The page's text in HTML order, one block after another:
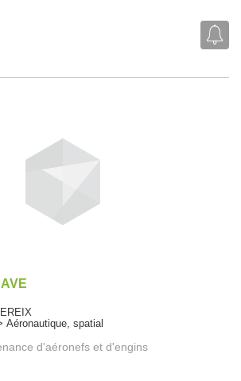
Aéronautique, spatial
d'aéronefs et d'engins